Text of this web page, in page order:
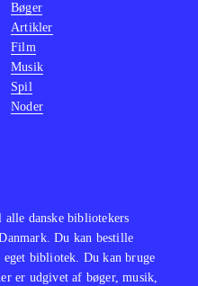
danske bibliotekers
Du kan bestille
eget bibliotek. Du kan bruge
er udgivet af bøger, musik,
Bøger
Artikler
Film
Musik
Spil
Noder